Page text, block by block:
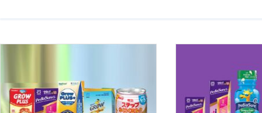
Pediasure Grow &amp; Gain hiện nay
cùng Websosanh.vn